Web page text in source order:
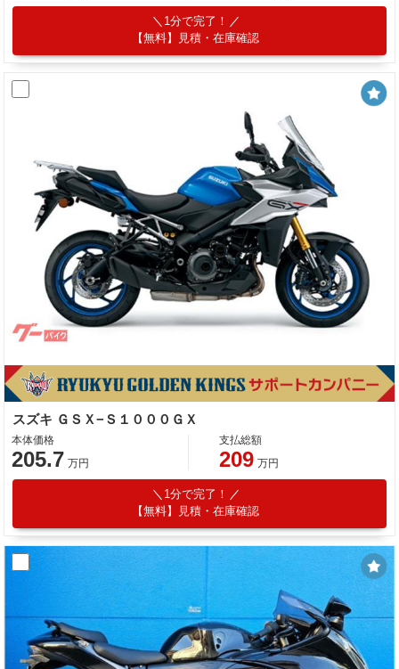
1分で完了！
【無料】見積・在庫確認
スズキ ＧＳＸ−Ｓ１０００ＧＸ
本体価格
205.7 万円
支払総額
209 万円
1分で完了！
【無料】見積・在庫確認